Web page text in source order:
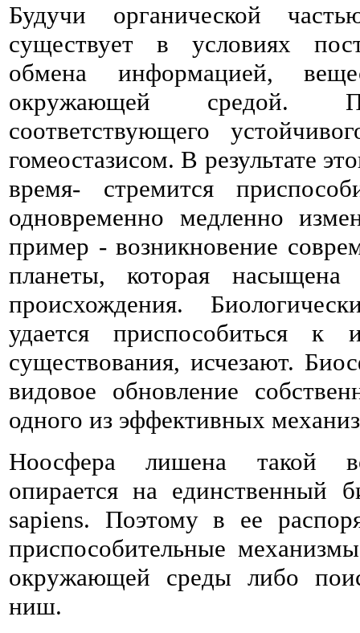
Будучи органической
существует в условиях
обмена информацией,
окружающей средой.
соответствующего
гомеостазисом. В результате
время- стремится
одновременно медленно
пример - возникновение
планеты, которая насыщена
происхождения.
удается приспособиться к
существования, исчезают.
видовое обновление
одного из эффективных
Ноосфера лишена такой
опирается на единственный
sapiens. Поэтому в ее
приспособительные
окружающей среды либо
ниш.